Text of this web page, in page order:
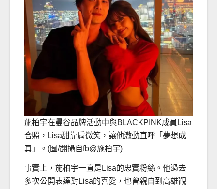
施柏宇在曼谷品牌活動中與BLACKPINK成員Lisa
合照，Lisa甜靠肩微笑，讓他激動直呼「夢想成
真」。(圖/翻攝自fb@施柏宇)
事實上，施柏宇一直是Lisa的忠實粉絲。他過去
多次公開表達對Lisa的喜愛，也曾親自到高雄觀